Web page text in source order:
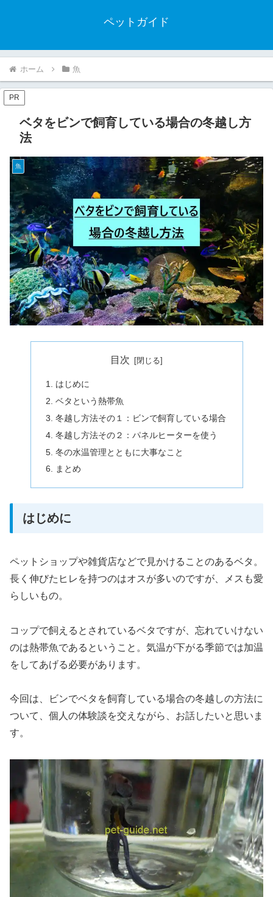
ペットガイド
ホーム 魚
PR
ベタをビンで飼育している場合の冬越し方
法
魚
目次
はじめに
ベタという熱帯魚
冬越し方法その１：ビンで飼育している場合
冬越し方法その２：パネルヒーターを使う
冬の水温管理とともに大事なこと
まとめ
はじめに
ペットショップや雑貨店などで見かけることのあるベタ。
長く伸びたヒレを持つのはオスが多いのですが、メスも愛
らしいもの。
コップで飼えるとされているベタですが、忘れていけない
のは熱帯魚であるということ。気温が下がる季節では加温
をしてあげる必要があります。
今回は、ビンでベタを飼育している場合の冬越しの方法に
ついて、個人の体験談を交えながら、お話したいと思いま
す。